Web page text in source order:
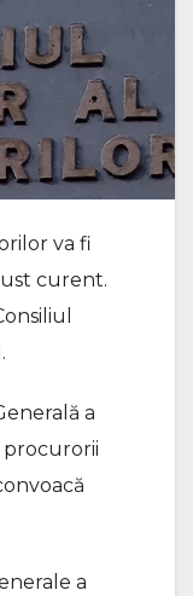
va fi
curent.
a
a